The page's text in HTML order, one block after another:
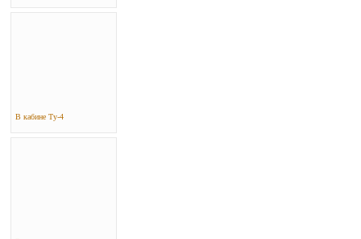
В кабине Ту-4